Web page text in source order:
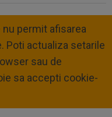
permit afisarea
Poti actualiza setarile
sau de
sa accepti cookie-